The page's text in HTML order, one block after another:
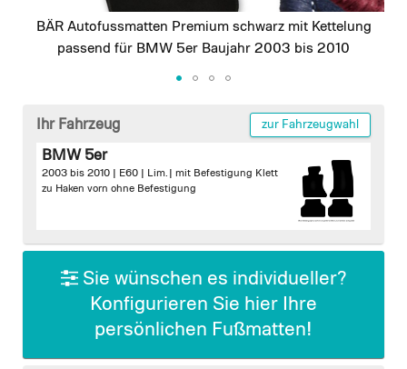
BÄR Autofussmatten Premium schwarz mit Kettelung
passend für BMW 5er Baujahr 2003 bis 2010
beginning
gallery
Ihr Fahrzeug zur Fahrzeugwahl
BMW 5er
2003 bis 2010 | E60 | Lim. | mit Befestigung Klett
zu Haken vorn ohne Befestigung
Sie wünschen es individueller?
Konfigurieren Sie hier Ihre
persönlichen Fußmatten!